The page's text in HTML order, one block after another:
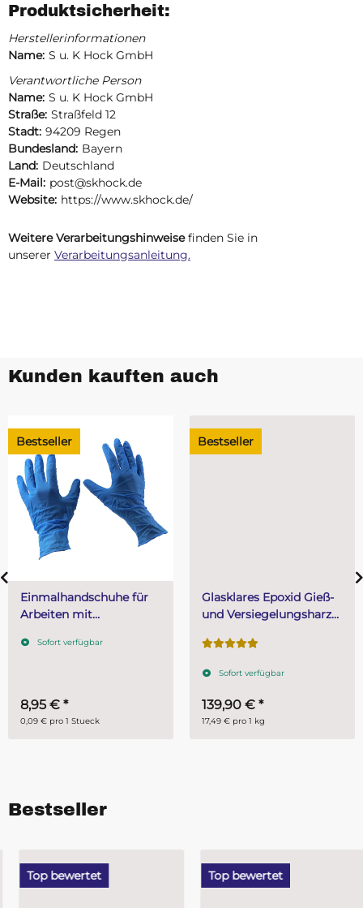
Produktsicherheit:
Herstellerinformationen
Name: S u. K Hock GmbH
Verantwortliche Person
Name: S u. K Hock GmbH
Straße: Straßfeld 12
Stadt: 94209 Regen
Bundesland: Bayern
Land: Deutschland
E-Mail: post@skhock.de
Website: https://www.skhock.de/
Weitere Verarbeitungshinweisefinden Sie in
unserer Verarbeitungsanleitung.
Kunden kauften auch
Bestseller
Einmalhandschuhe für
Arbeiten mit
100 Stück Größe L)
Sofort verfügbar
8,95 € *
0,09 € pro 1 Stueck
Bestseller
Glasklares Epoxid Gieß-
und Versiegelungsharz
Epohard 3200 Härter 8
kg (5 kg Harz + 3 kg
Sofort verfügbar
139,90 € *
17,49 € pro 1 kg
Bestseller
Top bewertet Top bewertet